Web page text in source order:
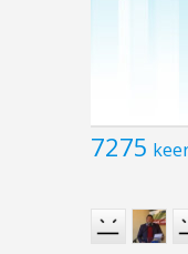
7275